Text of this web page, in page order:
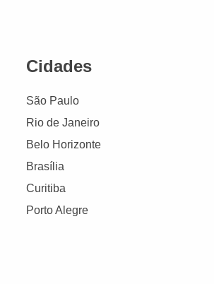
Cidades
São Paulo
Rio de Janeiro
Belo Horizonte
Brasília
Curitiba
Porto Alegre